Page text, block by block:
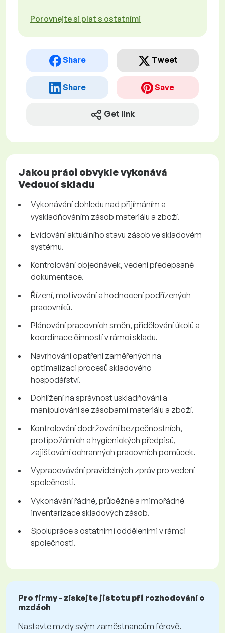
Porovnejte si plat s ostatními
Share Tweet
Share Save
Get link
Jakou práci obvykle vykonává
Vedoucí skladu
Vykonávání dohledu nad přijímáním a
vyskladňováním zásob materiálu a zboží.
Evidování aktuálního stavu zásob ve skladovém
systému.
Kontrolování objednávek, vedení předepsané
dokumentace.
Řízení, motivování a hodnocení podřízených
pracovníků.
Plánování pracovních směn, přidělování úkolů a
koordinace činností v rámci skladu.
Navrhování opatření zaměřených na
optimalizaci procesů skladového
hospodářství.
Dohlížení na správnost uskladňování a
manipulování se zásobami materiálu a zboží.
Kontrolování dodržování bezpečnostních,
protipožárních a hygienických předpisů,
zajišťování ochranných pracovních pomůcek.
Vypracovávání pravidelných zpráv pro vedení
společnosti.
Vykonávání řádné, průběžné a mimořádné
inventarizace skladových zásob.
Spolupráce s ostatními odděleními v rámci
společnosti.
Pro firmy - získejte jistotu při rozhodování o
mzdách
Nastavte mzdy svým zaměstnancům férově.